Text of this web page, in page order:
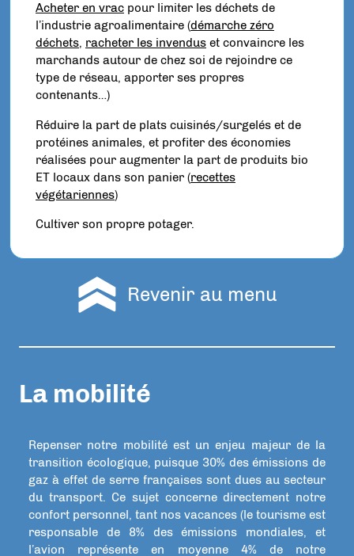
Acheter en vrac pour limiter les déchets de
l’industrie agroalimentaire (démarche zéro
déchets, racheter les invendus et convaincre les
marchands autour de chez soi de rejoindre ce
type de réseau, apporter ses propres
contenants…)
Réduire la part de plats cuisinés/surgelés et de
protéines animales, et profiter des économies
réalisées pour augmenter la part de produits bio
ET locaux dans son panier (recettes
végétariennes)
Cultiver son propre potager.
Revenir au menu
La mobilité
Repenser notre mobilité est un enjeu majeur de la
transition écologique, puisque 30% des émissions de
gaz à effet de serre françaises sont dues au secteur
du transport. Ce sujet concerne directement notre
confort personnel, tant nos vacances (le tourisme est
responsable de 8% des émissions mondiales, et
l’avion représente en moyenne 4% de notre